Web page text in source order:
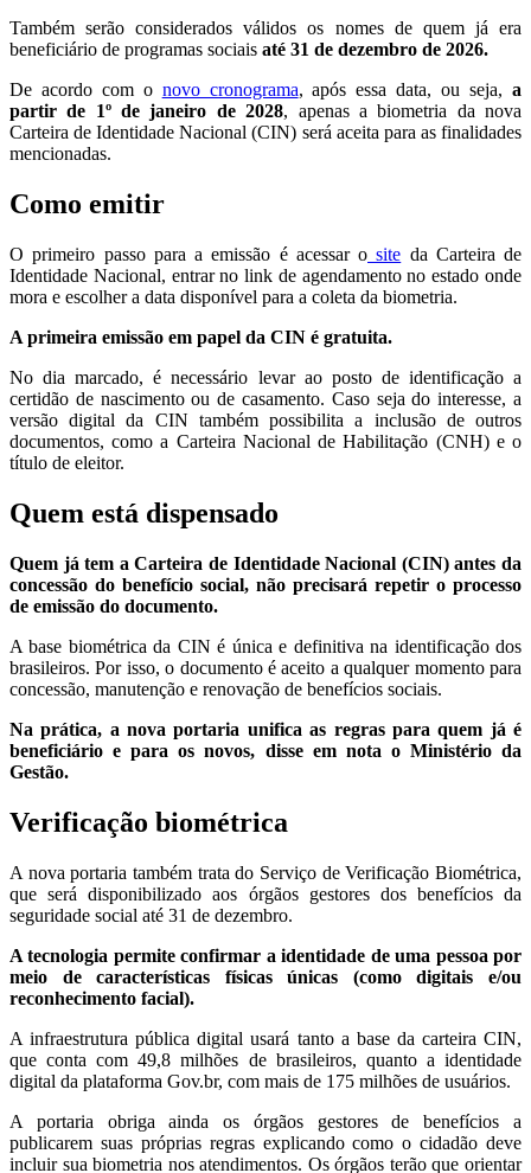
Também serão considerados válidos os nomes de quem já era
beneficiário de programas sociais até 31 de dezembro de 2026.
De acordo com o novo cronograma, após essa data, ou seja,a
partir de 1º de janeiro de 2028, apenas a biometria da nova
Carteira de Identidade Nacional (CIN) será aceita para as finalidades
mencionadas.
Como emitir
O primeiro passo para a emissão é acessar o site da Carteira de
Identidade Nacional, entrar no link de agendamento no estado onde
mora e escolher a data disponível para a coleta da biometria.
A primeira emissão em papel da CIN é gratuita.
No dia marcado, é necessário levar ao posto de identificação a
certidão de nascimento ou de casamento. Caso seja do interesse, a
versão digital da CIN também possibilita a inclusão de outros
documentos, como a Carteira Nacional de Habilitação (CNH) e o
título de eleitor.
Quem está dispensado
Quem já tem a Carteira de Identidade Nacional (CIN) antes da
concessão do benefício social, não precisará repetir o processo
de emissão do documento.
A base biométrica da CIN é única e definitiva na identificação dos
brasileiros. Por isso, o documento é aceito a qualquer momento para
concessão, manutenção e renovação de benefícios sociais.
Na prática, a nova portaria unifica as regras para quem já é
beneficiário e para os novos, disse em nota o Ministério da
Gestão.
Verificação biométrica
A nova portaria também trata do Serviço de Verificação Biométrica,
que será disponibilizado aos órgãos gestores dos benefícios da
seguridade social até 31 de dezembro.
A tecnologia permite confirmar a identidade de uma pessoa por
meio de características físicas únicas (como digitais e/ou
reconhecimento facial).
A infraestrutura pública digital usará tanto a base da carteira CIN,
que conta com 49,8 milhões de brasileiros, quanto a identidade
digital da plataforma Gov.br, com mais de 175 milhões de usuários.
A portaria obriga ainda os órgãos gestores de benefícios a
publicarem suas próprias regras explicando como o cidadão deve
incluir sua biometria nos atendimentos. Os órgãos terão que orientar